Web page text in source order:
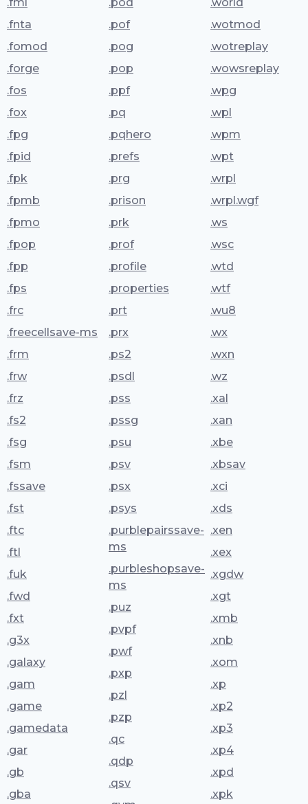
.fnta
.fomod
.forge
.fos
.fox
.fpg
.fpid
.fpk
.fpmb
.fpmo
.fpop
.fpp
.fps
.frc
.freecellsave-ms
.frm
.frw
.frz
.fs2
.fsg
.fsm
.fssave
.fst
.ftc
.ftl
.fuk
.fwd
.fxt
.g3x
.galaxy
.gam
.game
.gamedata
.gar
.gb
.gba
.pof
.pog
.pop
.ppf
.pq
.pqhero
.prefs
.prg
.prison
.prk
.prof
.profile
.properties
.prt
.prx
.ps2
.psdl
.pss
.pssg
.psu
.psv
.psx
.psys
.purblepairssave-
ms
.purbleshopsave-
ms
.puz
.pvpf
.pwf
.pxp
.pzl
.pzp
.qc
.qdp
.qsv
.wotmod
.wotreplay
.wowsreplay
.wpg
.wpl
.wpm
.wpt
.wrpl
.wrpl.wgf
.ws
.wsc
.wtd
.wtf
.wu8
.wx
.wxn
.wz
.xal
.xan
.xbe
.xbsav
.xci
.xds
.xen
.xex
.xgdw
.xgt
.xmb
.xnb
.xom
.xp
.xp2
.xp3
.xp4
.xpd
.xpk